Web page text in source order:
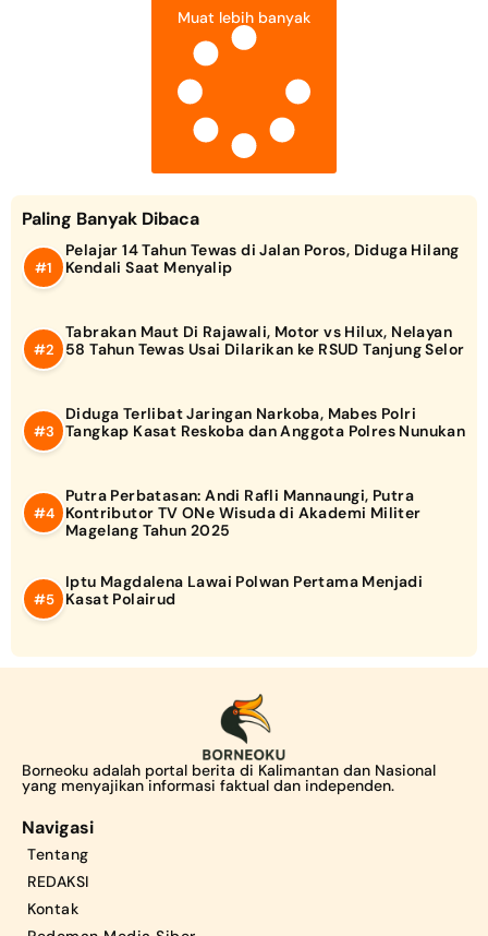
Muat lebih banyak
Paling Banyak Dibaca
Pelajar 14 Tahun Tewas di Jalan Poros, Diduga Hilang
Kendali Saat Menyalip
Tabrakan Maut Di Rajawali, Motor vs Hilux, Nelayan
58 Tahun Tewas Usai Dilarikan ke RSUD Tanjung Selor
Diduga Terlibat Jaringan Narkoba, Mabes Polri
Tangkap Kasat Reskoba dan Anggota Polres Nunukan
Putra Perbatasan: Andi Rafli Mannaungi, Putra
Kontributor TV ONe Wisuda di Akademi Militer
Magelang Tahun 2025
Iptu Magdalena Lawai Polwan Pertama Menjadi
Kasat Polairud
Borneoku adalah portal berita di Kalimantan dan Nasional
yang menyajikan informasi faktual dan independen.
Navigasi
Tentang
REDAKSI
Kontak